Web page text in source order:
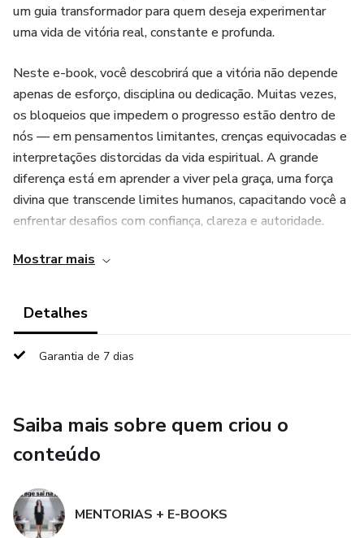
um guia transformador para quem deseja experimentar
uma vida de vitória real, constante e profunda.
Neste e-book, você descobrirá que a vitória não depende
apenas de esforço, disciplina ou dedicação. Muitas vezes,
os bloqueios que impedem o progresso estão dentro de
nós — em pensamentos limitantes, crenças equivocadas e
interpretações distorcidas da vida espiritual. A grande
diferença está em aprender a viver pela graça, uma força
divina que transcende limites humanos, capacitando você a
enfrentar desafios com confiança, clareza e autoridade.
Ao longo de 20 capítulos, você será guiado a:
mesmo diante das dificuldades;
tornando a consistência natural;
Viver acima das circunstâncias, mantendo direção,
identidade e propósito independentemente do ambiente;
Transformar cada desafio em aprendizado e cada decisão
Mostrar mais
Detalhes
Garantia de 7 dias
Saiba mais sobre quem criou o
conteúdo
MENTORIAS + E-BOOKS